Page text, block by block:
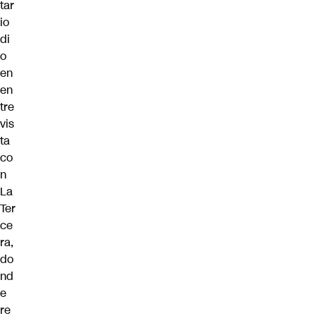
tar
io
di
o
en
en
tre
vis
ta
co
n
La
Ter
ce
ra,
do
nd
e
re